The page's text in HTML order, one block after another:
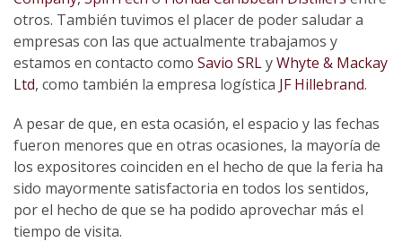
otros. También tuvimos el placer de poder saludar a
empresas con las que actualmente trabajamos y
estamos en contacto como Savio SRLyWhyte & Mackay
Ltd, como también la empresa logística JF Hillebrand.
A pesar de que, en esta ocasión, el espacio y las fechas
fueron menores que en otras ocasiones, la mayoría de
los expositores coinciden en el hecho de que la feria ha
sido mayormente satisfactoria en todos los sentidos,
por el hecho de que se ha podido aprovechar más el
tiempo de visita.